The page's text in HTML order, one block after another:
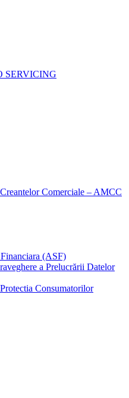
SERVICING
Comerciale – AMCC
(ASF)
a Prelucrării Datelor
Consumatorilor